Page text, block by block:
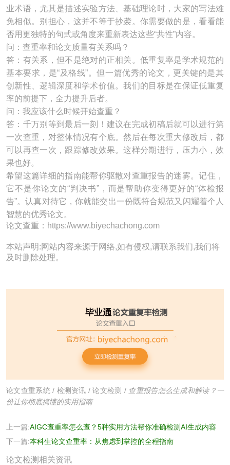
业术语，尤其是描述实验方法、基础理论时，大家的写法难
免相似。别担心，这并不等于抄袭。你需要做的是，看看能
否用更独特的句式或角度来重新表达这些“共性”内容。
问：查重率和论文质量有关系吗？
答：有关系，但不是绝对的正相关。低重复率是学术规范的
基本要求，是“及格线”。但一篇优秀的论文，更关键的是其
创新性、逻辑深度和学术价值。我们的目标是在保证低重复
率的前提下，全力提升后者。
问：我应该什么时候开始查重？
答：千万别等到最后一刻！建议在完成初稿后就可以进行第
一次查重，对整体情况有个底。然后在每次重大修改后，都
可以再查一次，跟踪修改效果。这样分期进行，压力小，效
果也好。
希望这篇详细的指南能帮你驱散对查重报告的迷雾。记住，
它不是你论文的“判决书”，而是帮助你变得更好的“体检报
告”。认真对待它，你就能交出一份既符合规范又闪耀着个人
智慧的优秀论文。
论文查重：https://www.biyechachong.com
本站声明:网站内容来源于网络,如有侵权,请联系我们,我们将
及时删除处理。
论文查重系统/ 检测资讯 /论文检测 / 查重报告怎么生成和解读？一
份让你彻底搞懂的实用指南
上一篇:AIGC查重率怎么查？5种实用方法帮你准确检测AI生成内容
下一篇:本科生论文查重率：从焦虑到掌控的全程指南
论文检测相关资讯